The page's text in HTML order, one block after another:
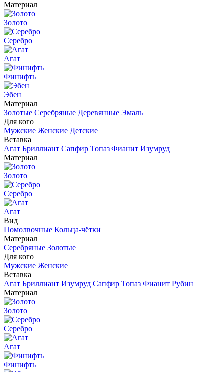
Материал
Золото
Серебро
Агат
Финифть
Эбен
Материал
Золотые Серебряные Деревянные Эмаль
Для кого
Мужские Женские Детские
Вставка
Агат Бриллиант Сапфир Топаз Фианит Изумруд
Материал
Золото
Серебро
Агат
Вид
Помолвочные Кольца-чётки
Материал
Серебряные Золотые
Для кого
Мужские Женские
Вставка
Агат Бриллиант Изумруд Сапфир Топаз Фианит Рубин
Материал
Золото
Серебро
Агат
Финифть